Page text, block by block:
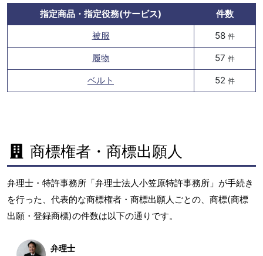
指定商品・指定役務(サービス)
件数
被服
58 件
履物 57 件
ベルト 52 件
商標権者・商標出願人
弁理士・特許事務所「弁理士法人小笠原特許事務所」が手続き
を行った、代表的な商標権者・商標出願人ごとの、商標(商標
出願・登録商標)の件数は以下の通りです。
弁理士